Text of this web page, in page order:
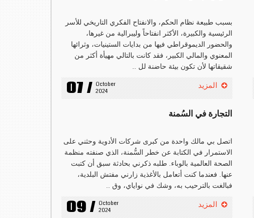
بسبب طبيعة نظام الحكم، والانفتاح الفكري التاريخي للأسر
الرئيسية والكبيرة، الأكثر انفتاحاً وليبرالية من غيرها،
والحضور الديموقراطي فيها من بدايات الستينيات، وثرائها
المعنوي والمالي الكبير، فقد كانت بالتالي مهيأة أكثر من
شقيقاتها لأن تكون بيئة حاضنة لل ..
07 / October
2024
المزيد
التجارة في السُمنة
اتصل بي مالك واحدة من كبرى شركات الأدوية وحثني على
الاستمرار في الكتابة عن خطر السُّمنة، الذي صنفته منظمة
الصحة العالمية بالوباء. طلبه ذكرني بحادثة سبق أن كتبت
عنها. فعندما كنت أتعامل بالأغذية زارني مفتش البلدية،
فبالغت بالترحيب به، وشك في نواياي، وق ..
09 / October
2024
المزيد